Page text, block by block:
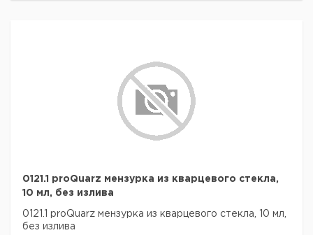
0121.1 proQuarz мензурка из кварцевого стекла,
10 мл, без излива
0121.1 proQuarz мензурка из кварцевого стекла, 10 мл,
без излива